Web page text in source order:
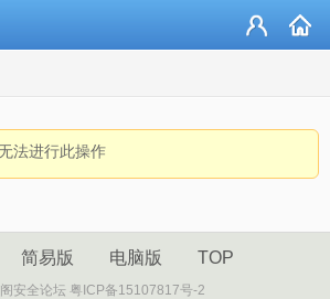
法进行此操作
简易版 电脑版 TOP
安全论坛 粤ICP备15107817号-2